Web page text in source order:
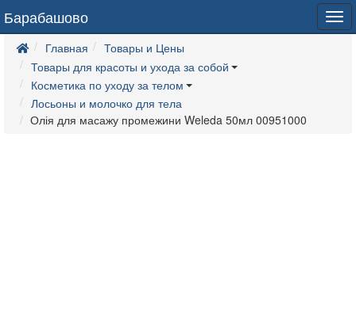
Барабашово
Главная
Товары и Цены
Товары для красоты и ухода за собой
Косметика по уходу за телом
Лосьоны и молочко для тела
Олія для масажу промежини Weleda 50мл 00951000